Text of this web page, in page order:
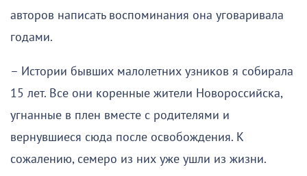
авторов написать воспоминания она уговаривала
годами.
– Истории бывших малолетних узников я собирала
15 лет. Все они коренные жители Новороссийска,
угнанные в плен вместе с родителями и
вернувшиеся сюда после освобождения. К
сожалению, семеро из них уже ушли из жизни.